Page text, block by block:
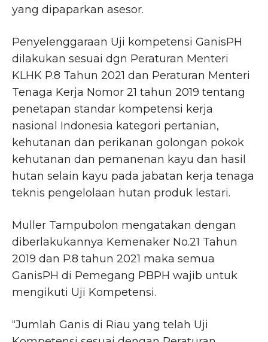
yang dipaparkan asesor.
Penyelenggaraan Uji kompetensi GanisPH
dilakukan sesuai dgn Peraturan Menteri
KLHK P.8 Tahun 2021 dan Peraturan Menteri
Tenaga Kerja Nomor 21 tahun 2019 tentang
penetapan standar kompetensi kerja
nasional Indonesia kategori pertanian,
kehutanan dan perikanan golongan pokok
kehutanan dan pemanenan kayu dan hasil
hutan selain kayu pada jabatan kerja tenaga
teknis pengelolaan hutan produk lestari.
Muller Tampubolon mengatakan dengan
diberlakukannya Kemenaker No.21 Tahun
2019 dan P.8 tahun 2021 maka semua
GanisPH di Pemegang PBPH wajib untuk
mengikuti Uji Kompetensi.
“Jumlah Ganis di Riau yang telah Uji